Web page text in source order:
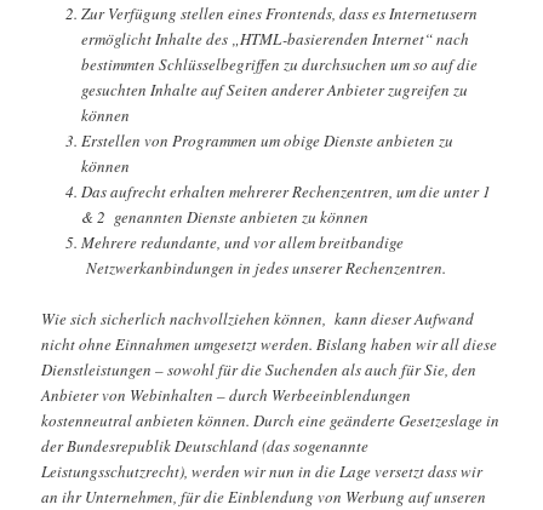
Zur Verfügung stellen eines Frontends, dass es Internetusern
ermöglicht Inhalte des „HTML-basierenden Internet“ nach
bestimmten Schlüsselbegriffen zu durchsuchen um so auf die
gesuchten Inhalte auf Seiten anderer Anbieter zugreifen zu
können
Erstellen von Programmen um obige Dienste anbieten zu
können
Das aufrecht erhalten mehrerer Rechenzentren, um die unter 1
& 2 genannten Dienste anbieten zu können
Mehrere redundante, und vor allem breitbandige
Netzwerkanbindungen in jedes unserer Rechenzentren.
Wie sich sicherlich nachvollziehen können, kann dieser Aufwand
nicht ohne Einnahmen umgesetzt werden. Bislang haben wir all diese
Dienstleistungen – sowohl für die Suchenden als auch für Sie, den
Anbieter von Webinhalten – durch Werbeeinblendungen
kostenneutral anbieten können. Durch eine geänderte Gesetzeslage in
der Bundesrepublik Deutschland (das sogenannte
Leistungsschutzrecht), werden wir nun in die Lage versetzt dass wir
an ihr Unternehmen, für die Einblendung von Werbung auf unseren